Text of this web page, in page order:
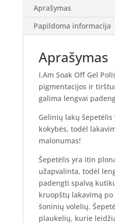
7ml.Aprašymas
Papildoma informacija
Aprašymas
I.Am Soak Off Gel
pigmentacijos ir
galima lengvai
Gelinių lakų
kokybės, todėl
malonumas!
Šepetėlis yra itin
užapvalinta, todėl
padengti spalvą
kruopštų lakavimą
šoninių volelių.
plaukelių, kurie